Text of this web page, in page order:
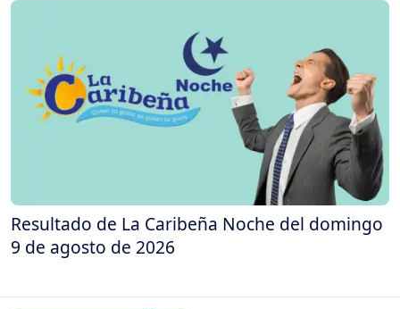
Resultado de La Caribeña Noche del domingo
9 de agosto de 2026